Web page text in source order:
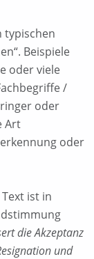
typischen
Beispiele
oder viele
/
oder
Art
oder
ist in
die Akzeptanz
und